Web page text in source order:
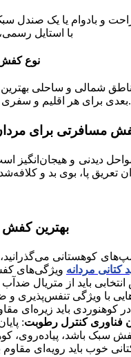
و بادوام یا یک صندل
با استایل
نوع کفش
شمالی و ساحلی
بعدی برای هر اقلیم و سفری بهترین کفش مردانه را به شما پیشنهاد داده‌ایم.
مسافرتی برای
دیدنی و هیجان‌انگیز
بهترین کفش
کوهستانی می‌گذرانید،
کتانی مردانه
فناوری کنترل رطوبت